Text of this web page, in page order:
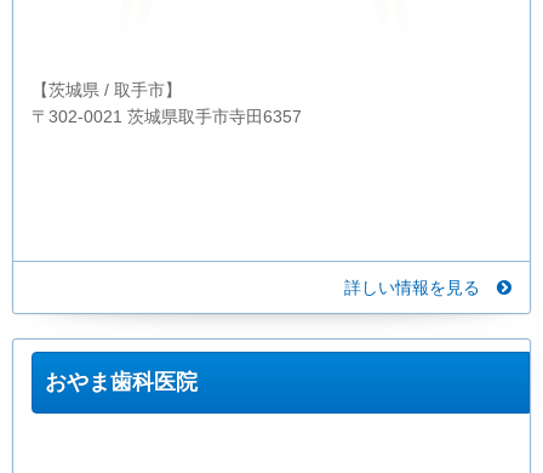
【茨城県 / 取手市】
〒302-0021 茨城県取手市寺田6357
詳しい情報を見る
おやま歯科医院